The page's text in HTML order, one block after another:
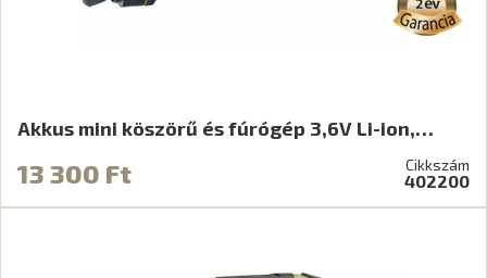
Akkus mini köszörű és fúrógép 3,6V Li-ion,…
13 300 Ft Cikkszám
402200